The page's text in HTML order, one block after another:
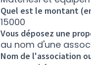
Quel est le montant
15000
Vous déposez une
au nom d'une
Nom de l'association